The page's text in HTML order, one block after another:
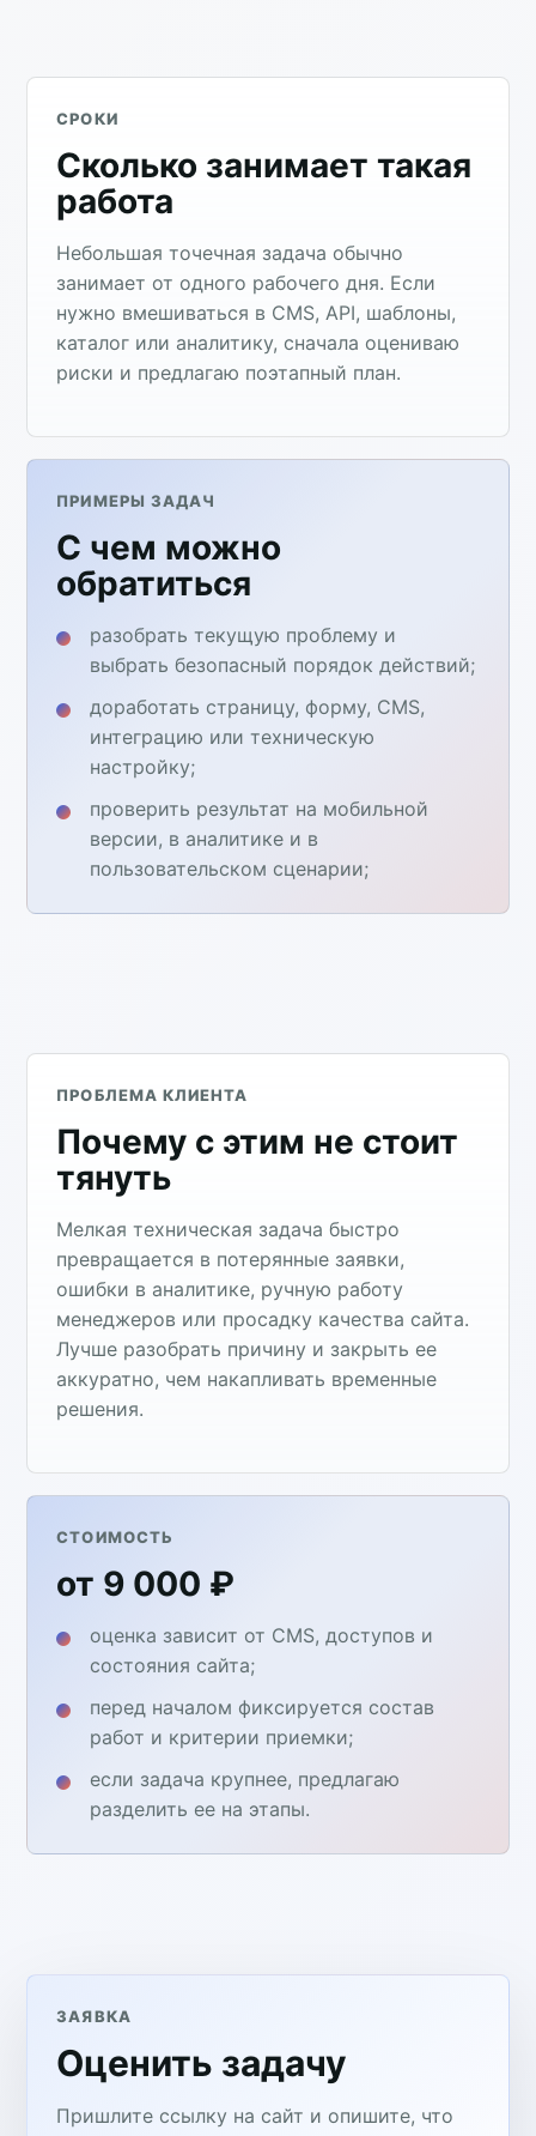
СРОКИ
Сколько занимает такая
работа
Небольшая точечная задача обычно
занимает от одного рабочего дня. Если
нужно вмешиваться в CMS, API, шаблоны,
каталог или аналитику, сначала оцениваю
риски и предлагаю поэтапный план.
ПРИМЕРЫ ЗАДАЧ
С чем можно
обратиться
разобрать текущую проблему и
выбрать безопасный порядок действий;
доработать страницу, форму, CMS,
интеграцию или техническую
настройку;
проверить результат на мобильной
версии, в аналитике и в
пользовательском сценарии;
ПРОБЛЕМА КЛИЕНТА
Почему с этим не стоит
тянуть
Мелкая техническая задача быстро
превращается в потерянные заявки,
ошибки в аналитике, ручную работу
менеджеров или просадку качества сайта.
Лучше разобрать причину и закрыть ее
аккуратно, чем накапливать временные
решения.
СТОИМОСТЬ
от 9 000 ₽
оценка зависит от CMS, доступов и
состояния сайта;
перед началом фиксируется состав
работ и критерии приемки;
если задача крупнее, предлагаю
разделить ее на этапы.
ЗАЯВКА
Оценить задачу
Пришлите ссылку на сайт и опишите, что